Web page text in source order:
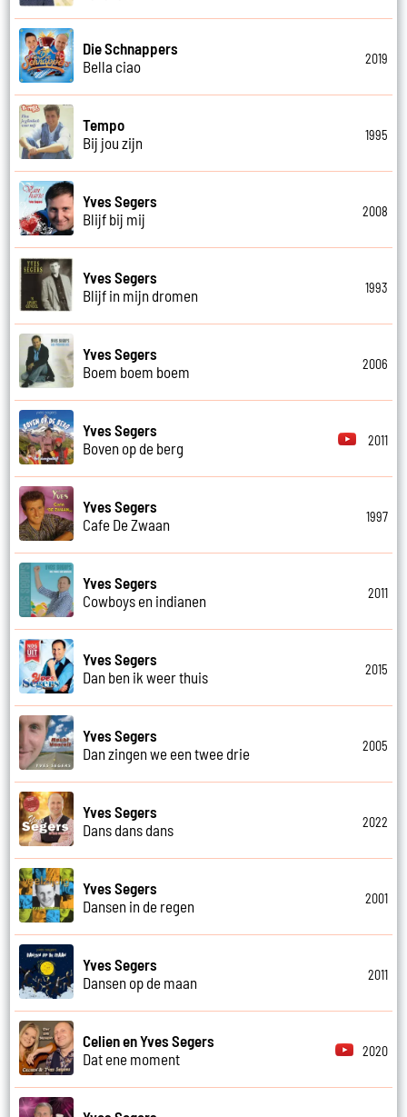
Die Schnappers
Bella ciao
2019
Tempo
Bij jou zijn
1995
Yves Segers
Blijf bij mij
2008
Yves Segers
Blijf in mijn dromen
1993
Yves Segers
Boem boem boem
2006
Yves Segers
Boven op de berg
2011
Yves Segers
Cafe De Zwaan
1997
Yves Segers
Cowboys en indianen
2011
Yves Segers
Dan ben ik weer thuis
2015
Yves Segers
Dan zingen we een twee drie
2005
Yves Segers
Dans dans dans
2022
Yves Segers
Dansen in de regen
2001
Yves Segers
Dansen op de maan
2011
Celien en Yves Segers
Dat ene moment
2020